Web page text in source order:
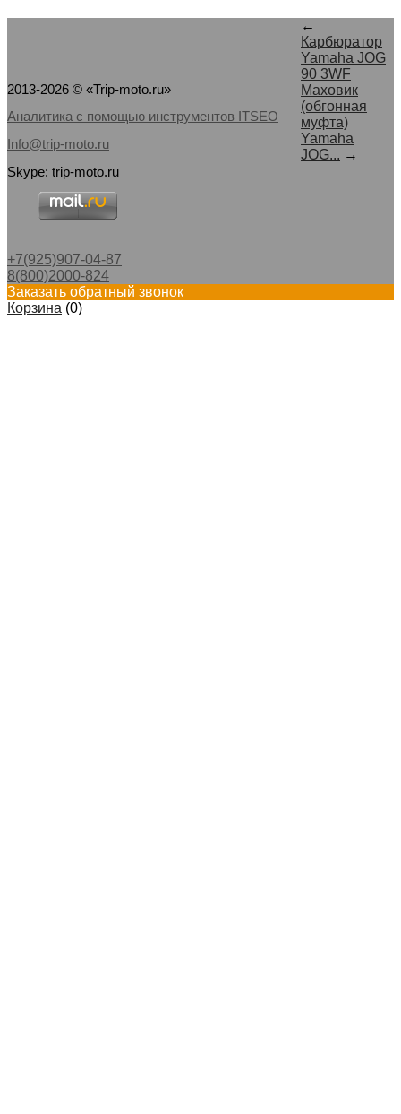
←
Карбюратор
Yamaha JOG
90 3WF
Маховик
(обгонная
муфта)
Yamaha
JOG... →
2013-2026 © «Trip-moto.ru»
Аналитика с помощью инструментов ITSEO
Info@trip-moto.ru
Skype: trip-moto.ru
+7(925)907-04-87
8(800)2000-824
Заказать обратный звонок
Корзина (0)